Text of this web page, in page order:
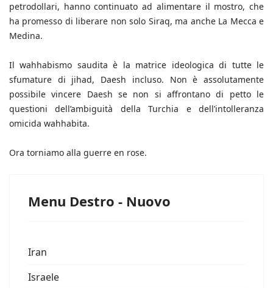
petrodollari, hanno continuato ad alimentare il mostro, che
ha promesso di liberare non solo Siraq, ma anche La Mecca e
Medina.
Il wahhabismo saudita è la matrice ideologica di tutte le
sfumature di jihad, Daesh incluso. Non è assolutamente
possibile vincere Daesh se non si affrontano di petto le
questioni dell’ambiguità della Turchia e dell’intolleranza
omicida wahhabita.
Ora torniamo alla guerre en rose.
Menu Destro - Nuovo
Iran
Israele